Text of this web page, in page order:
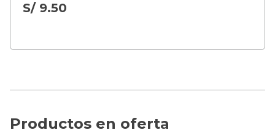
S/ 9.50
Productos en oferta